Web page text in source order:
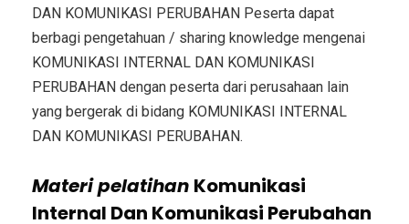
DAN KOMUNIKASI PERUBAHAN Peserta dapat
berbagi pengetahuan / sharing knowledge mengenai
KOMUNIKASI INTERNAL DAN KOMUNIKASI
PERUBAHAN dengan peserta dari perusahaan lain
yang bergerak di bidang KOMUNIKASI INTERNAL
DAN KOMUNIKASI PERUBAHAN.
Materipelatihan Komunikasi
Internal Dan Komunikasi Perubahan